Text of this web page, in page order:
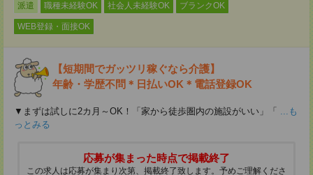
派遣
職種未経験OK 社会人未経験OK ブランクOK
WEB登録・面接OK
【短期間でガッツリ稼ぐなら介護】
年齢・学歴不問＊日払いOK＊電話登録OK
▼まずは試しに2カ月～OK！「家から徒歩圏内の施設がいい」「 ...も
っとみる
応募が集まった時点で掲載終了
この求人は応募が集まり次第、掲載終了致します。予めご理解くださ